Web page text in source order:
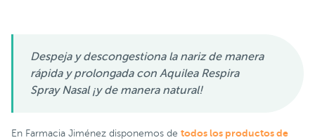
Despeja y descongestiona la nariz de manera
rápida y prolongada con Aquilea Respira
Spray Nasal ¡y de manera natural!
En Farmacia Jiménez disponemos de todos los productos de